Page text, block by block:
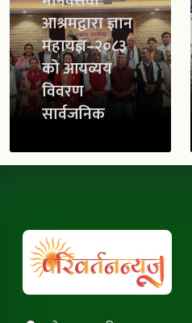
आश्रमद्वारा ज्ञान
महायज्ञ–२०८३
को आयव्यय
विवरण
सार्वजनिक